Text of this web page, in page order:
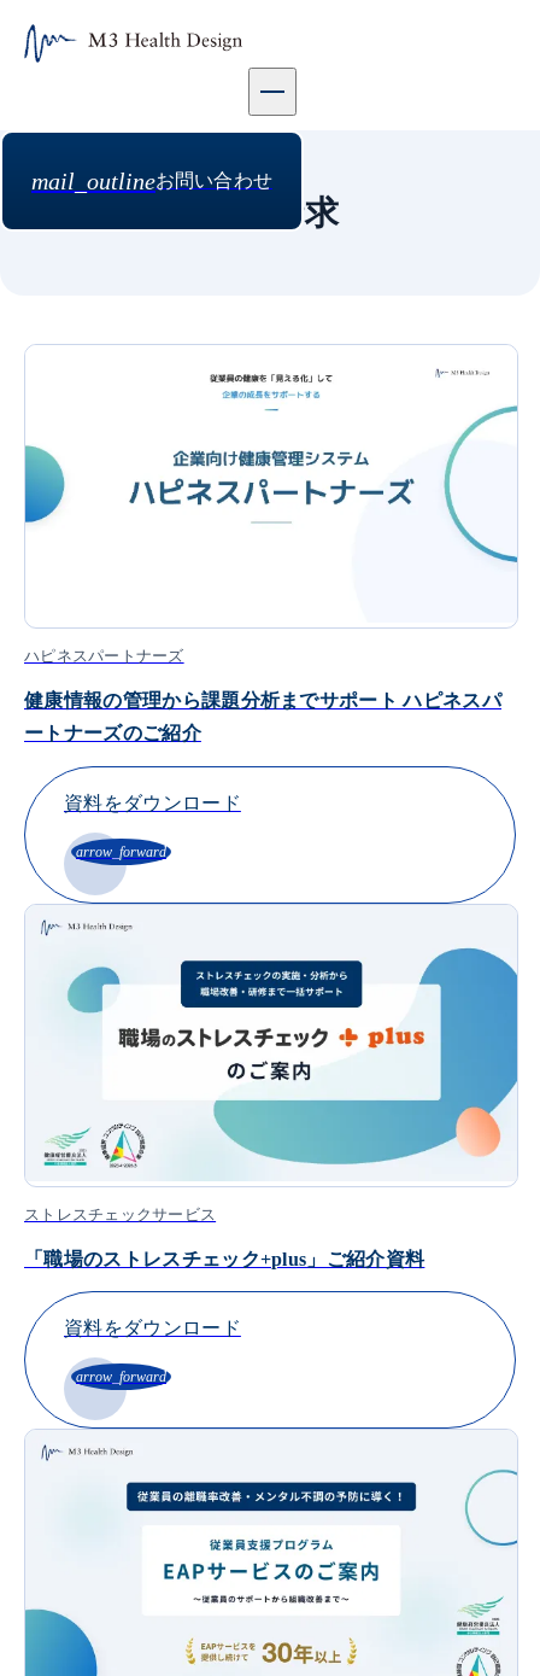
mail_outlineお問い合わせ
資料請求
ハピネスパートナーズ
健康情報の管理から課題分析までサポート ハピネスパ
ートナーズのご紹介
資料をダウンロード
arrow_forward
ストレスチェックサービス
「職場のストレスチェック+plus」ご紹介資料
資料をダウンロード
arrow_forward